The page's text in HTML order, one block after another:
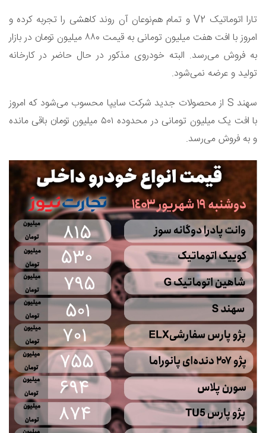
تارا اتوماتیک V2 و تمام هم‌نوعان آن روند کاهشی را تجربه کرده و
امروز با افت هفت میلیون تومانی به قیمت ۸۸۰ میلیون تومان در بازار
به فروش می‌رسد. البته خودروی مذکور در حال حاضر در کارخانه
تولید و عرضه نمی‌شود.
سهند S از محصولات جدید شرکت سایپا محسوب می‌شود که امروز
با افت یک میلیون تومانی در محدوده ۵۰۱ میلیون تومان باقی مانده
و به فروش می‌رسد.